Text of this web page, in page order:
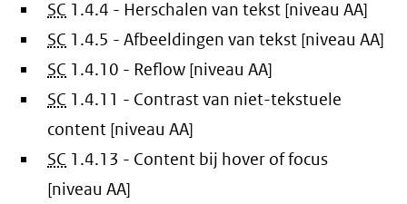
SC 1.4.4 - Herschalen van tekst [niveau AA]
SC 1.4.5 - Afbeeldingen van tekst [niveau AA]
SC 1.4.10 - Reflow [niveau AA]
SC 1.4.11 - Contrast van niet-tekstuele
content [niveau AA]
SC 1.4.13 - Content bij hover of focus
[niveau AA]